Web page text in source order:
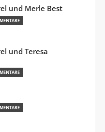
und Merle Best
und Teresa